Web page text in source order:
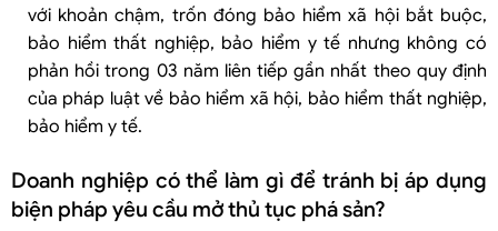
với khoản chậm, trốn đóng bảo hiểm xã hội bắt buộc,
bảo hiểm thất nghiệp, bảo hiểm y tế nhưng không có
phản hồi trong 03 năm liên tiếp gần nhất theo quy định
của pháp luật về bảo hiểm xã hội, bảo hiểm thất nghiệp,
bảo hiểm y tế.
Doanh nghiệp có thể làm gì để tránh bị áp dụng
biện pháp yêu cầu mở thủ tục phá sản?